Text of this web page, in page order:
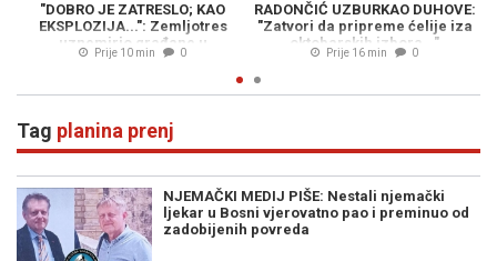
"DOBRO JE ZATRESLO; KAO
EKSPLOZIJA...": Zemljotres
uznemirio građane u
susjedstvu...
Prije 10 min 0
RADONČIĆ UZBURKAO DUHOVE:
"Zatvori da pripreme ćelije iza
oktobarskih izbora..."
Prije 16 min 0
Tag planina prenj
NJEMAČKI MEDIJ PIŠE: Nestali njemački
ljekar u Bosni vjerovatno pao i preminuo od
zadobijenih povreda